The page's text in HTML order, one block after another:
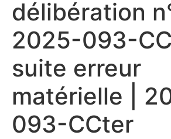
délibération
2025-093-
suite erreur
matérielle |
093-CCter